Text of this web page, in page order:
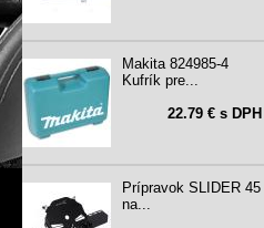
Makita 824985-4
Kufrík pre...
22.79 € s DPH
Prípravok SLIDER 45
na...